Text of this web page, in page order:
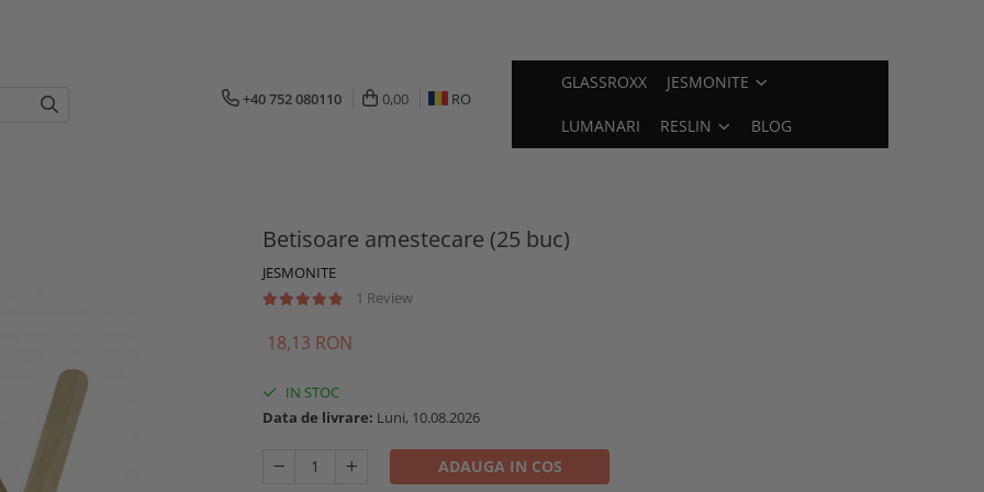
+40 752 080110 0,00 RO
GLASSROXX JESMONITE
LUMANARI RESLIN BLOG
Betisoare amestecare (25 buc)
JESMONITE
1 Review
18,13 RON
IN STOC
Data de livrare: Luni, 10.08.2026
ADAUGA IN COS